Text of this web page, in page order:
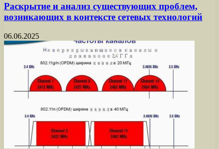
Раскрытие и анализ существующих проблем,
возникающих в контексте сетевых технологий
06.06.2025